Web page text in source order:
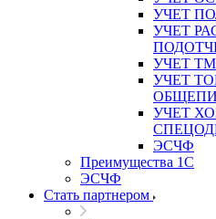
УЧЕТ
УЧЕТ
УЧЕТ
УЧЕТ
УЧЕТ
ЭСЧФ
Преимущества 1С
ЭСЧФ
Стать партнером